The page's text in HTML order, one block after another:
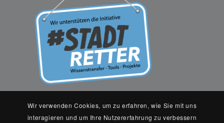
Wir verwenden Cookies, um zu erfahren, wie Sie mit uns
interagieren und um Ihre Nutzererfahrung zu verbessern